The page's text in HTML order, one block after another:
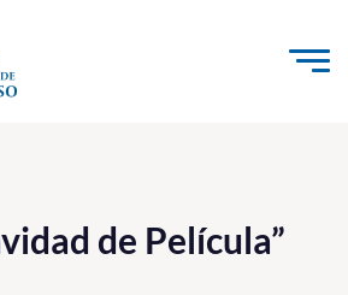
al contenido
e Innovación
de Película”